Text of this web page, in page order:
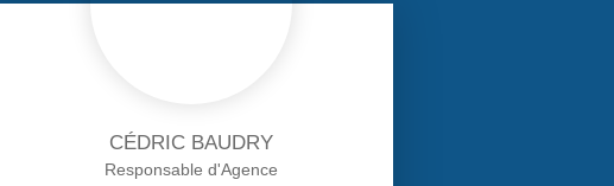
CÉDRIC BAUDRY
Responsable d'Agence